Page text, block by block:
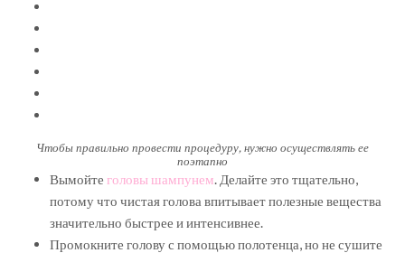
Чтобы правильно провести процедуру, нужно осуществлять ее
поэтапно
Вымойте головы шампунем. Делайте это тщательно,
потому что чистая голова впитывает полезные вещества
значительно быстрее и интенсивнее.
Промокните голову с помощью полотенца, но не сушите